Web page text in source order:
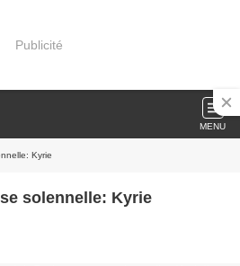
Publicité
MENU
Kyrie
solennelle: Kyrie